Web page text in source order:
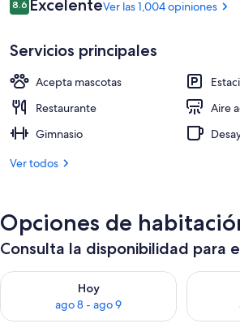
Vista desde
$1,905 MXN
8.68.6 de 10,
ExcelenteVer las 1,004 opiniones
Servicios principales
Acepta mascotas
Restaurante
Aire
Gimnasio
Ver todos
Opciones de
Consulta la disponibilidad para
Hoy
ago 8 - ago 9
Consulta la disponibilidad para hoy ago 8